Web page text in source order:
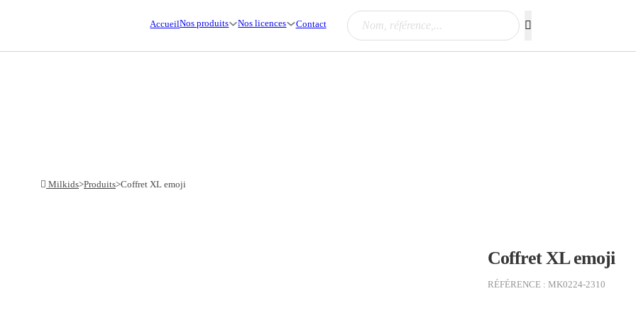
AccueilNos produits Nos licences Contact Rechercher...
Milkids>Produits>Coffret XL emoji
Coffret XL emoji
RÉFÉRENCE : MK0224-2310